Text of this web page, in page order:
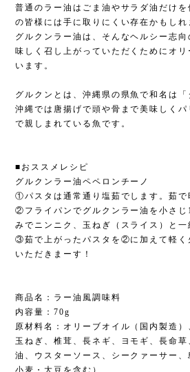
普通のラー油はごま油やサラダ油だけ
の皆様には手に取りにくい存在かもしれ
グルクンラー油は、そんなヘルシー志
味しく召し上がっていただくためにオ
います。
グルクンとは、沖縄県の県魚で和名は「
沖縄では唐揚げで頭や骨まで美味しくパ
で親しまれている魚です。
■おススメレシピ
グルクンラー油ペペロンチーノ
①パスタは通常通り塩茹でします。茹で
②フライパンでグルクンラー油を小さじ
みでニンニク、玉ねぎ（スライス）と一
③茹で上がったパスタを②に加えて軽
いただきまーす！
商品名：ラー油風調味料
内容量：70g
原材料名：オリーブオイル（国内製造）
玉ねぎ、椎茸、長ネギ、ヨモギ、長命
油、ウスターソース、シークァーサー
小麦・大豆を含む）